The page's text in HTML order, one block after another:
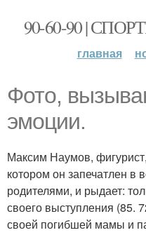
90-60-90 |
главная
Фото,
эмоции.
Максим Наумов,
котором он запечатлен в
родителями, и рыдает:
своего выступления (85.
своей погибшей мамы и